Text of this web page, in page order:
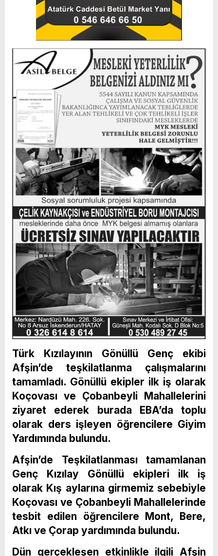
Türk Kızılayının Gönüllü Genç ekibi
Afşin’de teşkilatlanma çalışmalarını
tamamladı. Gönüllü ekipler ilk iş olarak
Koçovası ve Çobanbeyli Mahallelerini
ziyaret ederek burada EBA’da toplu
olarak ders işleyen öğrencilere Giyim
Yardımında bulundu.
Afşin’de Teşkilatlanması tamamlanan
Genç Kızılay Gönüllü ekipleri ilk iş
olarak Kış aylarına girmemiz sebebiyle
Koçovası ve Çobanbeyli Mahallelerinde
tesbit edilen öğrencilere Mont, Bere,
Atkı ve Çorap yardımında bulundu.
Dün gerçekleşen etkinlikle ilgili Afşin